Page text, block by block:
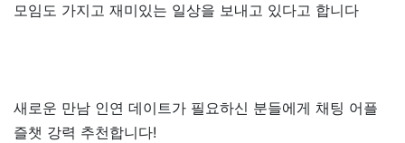
모임도 가지고 재미있는 일상을 보내고 있다고 합니다
새로운 만남 인연 데이트가 필요하신 분들에게 채팅 어플
즐챗 강력 추천합니다!